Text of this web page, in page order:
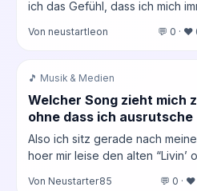
ich das Gefühl, dass ich mich
Von neustartleon 💬 0 · ❤️
🎵 Musik & Medien
Welcher Song zieht mich
ohne dass ich ausrutsche
Also ich sitz gerade nach
hoer mir leise den alten “Livin’
Von Neustarter85 💬 0 ·